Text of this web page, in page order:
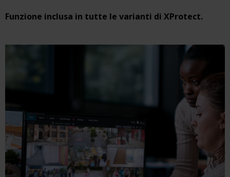
Funzione inclusa in tutte le varianti di XProtect.